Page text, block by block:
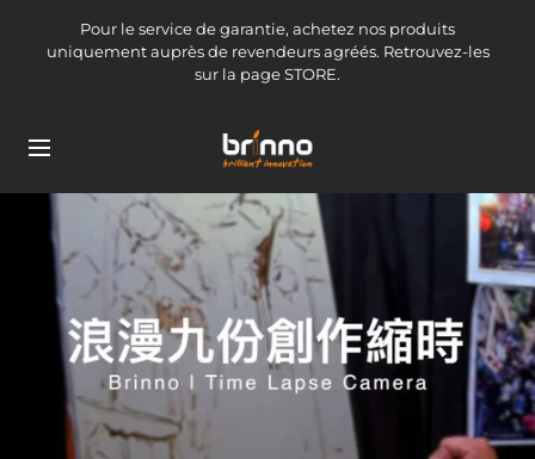
Pour le service de garantie, achetez nos produits
uniquement auprès de revendeurs agréés. Retrouvez-les
sur la page STORE.
Navigation
brinno-
mkt